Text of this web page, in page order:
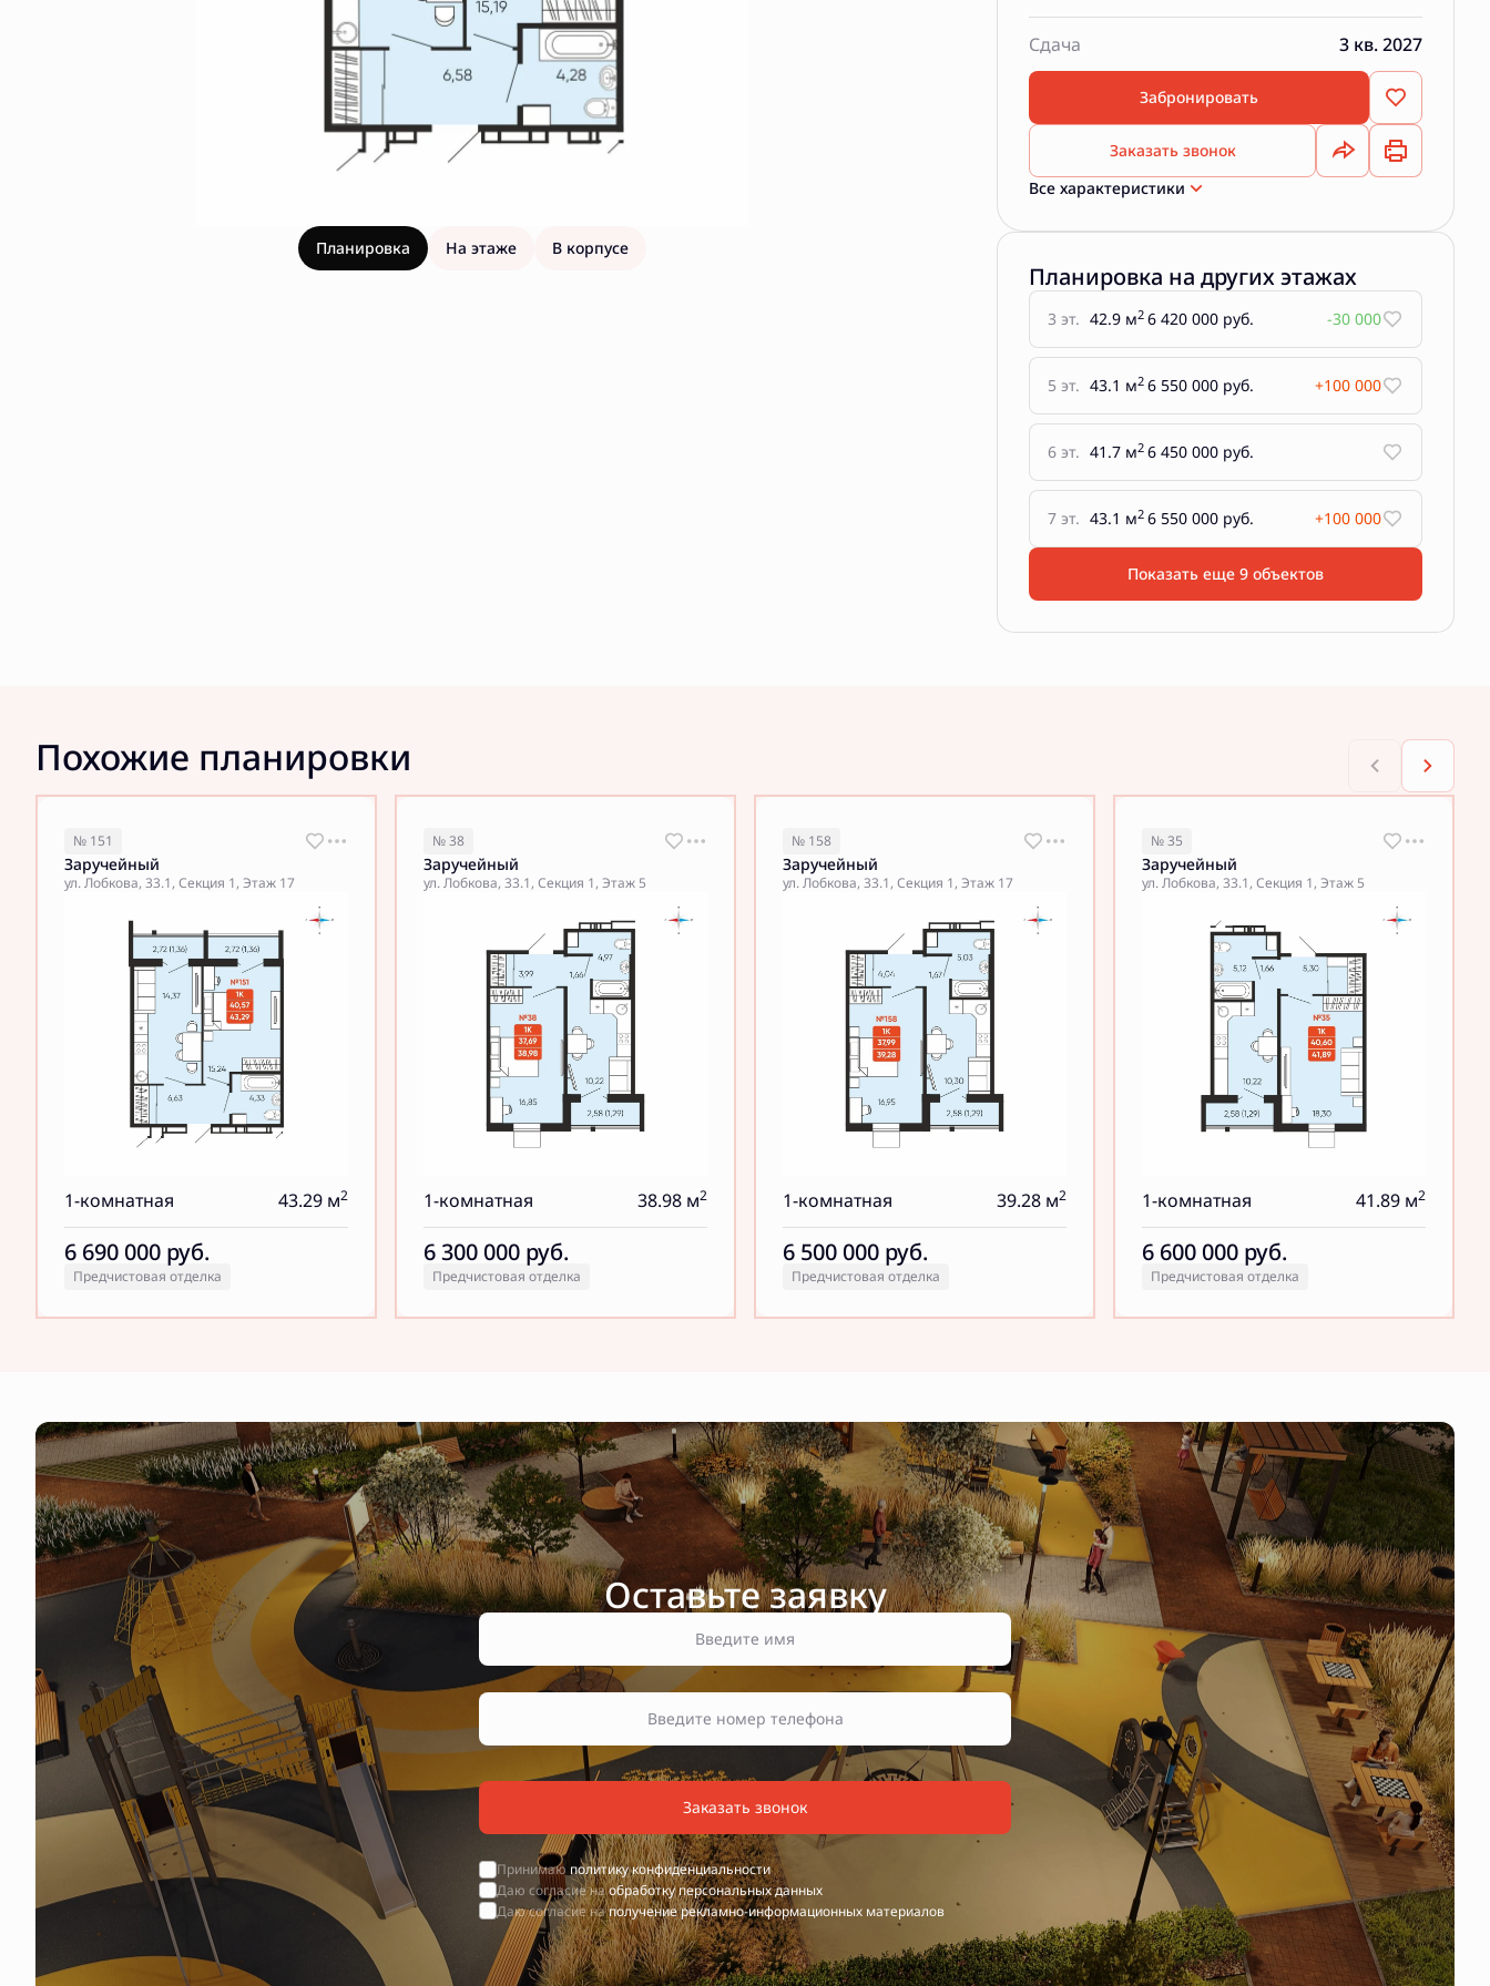
Планировка На этаже В корпусе
Сдача 3 кв. 2027
Забронировать
Заказать звонок
Все характеристики
Планировка на других этажах
3 эт. 42.9 м2 6 420 000 руб. -30 000
5 эт. 43.1 м2 6 550 000 руб. +100 000
6 эт. 41.7 м2 6 450 000 руб.
7 эт. 43.1 м2 6 550 000 руб. +100 000
Показать еще 9 объектов
Похожие планировки
№ 151
Заручейный
ул. Лобкова, 33.1, Секция 1, Этаж 17
1-комнатная 43.29 м2
6 690 000 руб.
Предчистовая отделка
№ 38
Заручейный
ул. Лобкова, 33.1, Секция 1, Этаж 5
1-комнатная 38.98 м2
6 300 000 руб.
Предчистовая отделка
№ 158
Заручейный
ул. Лобкова, 33.1, Секция 1, Этаж 17
1-комнатная 39.28 м2
6 500 000 руб.
Предчистовая отделка
№ 35
Заручейный
ул. Лобкова, 33.1, Секция 1, Этаж 5
1-комнатная 41.89 м2
6 600 000 руб.
Предчистовая отделка
Оставьте заявку
Заказать звонок
Принимаю политику конфиденциальности
Даю согласие наобработку персональных данных
Даю согласие наполучение рекламно-информационных материалов